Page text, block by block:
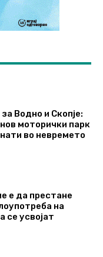
Водно и Скопје:
моторички парк
во невремето
е да престане
на
се усвојат